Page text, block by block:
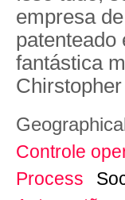
empresa
patenteado
fantástica
Controle
Process